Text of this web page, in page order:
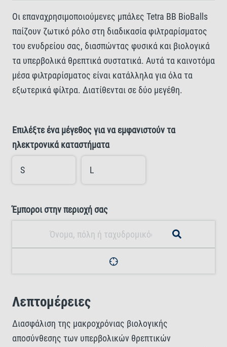
Οι επαναχρησιμοποιούμενες μπάλες Tetra BB BioBalls
παίζουν ζωτικό ρόλο στη διαδικασία φιλτραρίσματος
του ενυδρείου σας, διασπώντας φυσικά και βιολογικά
τα υπερβολικά θρεπτικά συστατικά. Αυτά τα καινοτόμα
μέσα φιλτραρίσματος είναι κατάλληλα για όλα τα
εξωτερικά φίλτρα. Διατίθενται σε δύο μεγέθη.
Επιλέξτε ένα μέγεθος για να εμφανιστούν τα
ηλεκτρονικά καταστήματα
S L
Έμποροι στην περιοχή σας
Λεπτομέρειες
Διασφάλιση της μακροχρόνιας βιολογικής
αποσύνθεσης των υπερβολικών θρεπτικών